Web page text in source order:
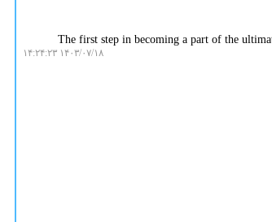
The first step in becoming a part of the
۱۴۰۳/۰۷/۱۸ ۱۴:۲۴:۲۳